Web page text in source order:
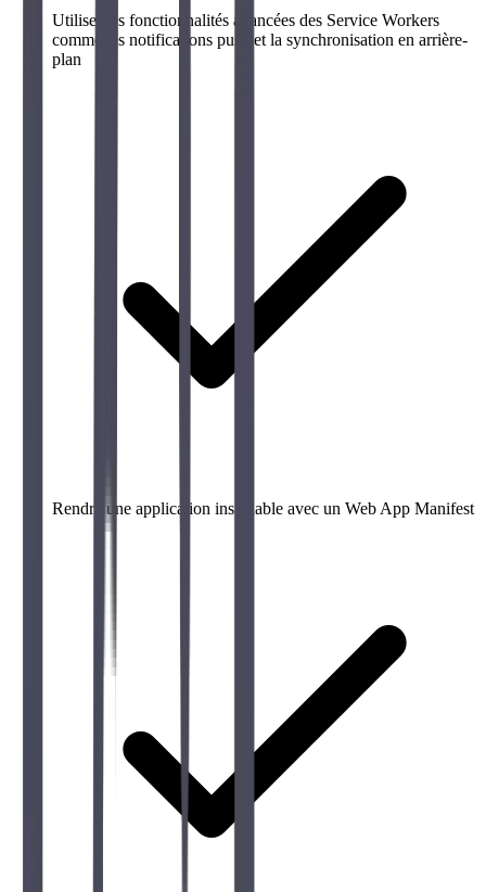
Utiliser les fonctionnalités avancées des Service Workers
comme les notifications push et la synchronisation en arrière-
plan
Rendre une application installable avec un Web App Manifest